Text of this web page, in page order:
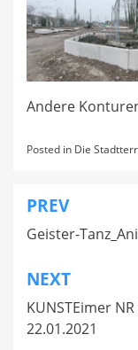
Andere
Posted in Die
PREV
Geister-
NEXT
KUNSTEimer
22.01.2021